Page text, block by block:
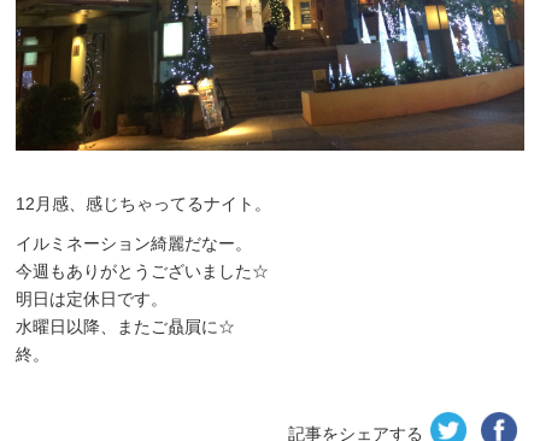
12月感、感じちゃってるナイト。
イルミネーション綺麗だなー。
今週もありがとうございました☆
明日は定休日です。
水曜日以降、またご贔屓に☆
終。
記事をシェアする